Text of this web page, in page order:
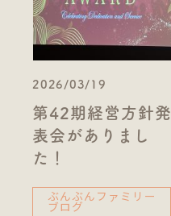
2026/03/19
第42期経営方針発
表会がありまし
た！
ぶんぶんファミリー
ブログ